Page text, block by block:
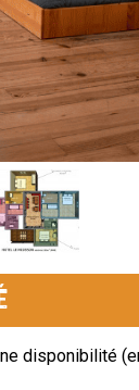
disponibilité